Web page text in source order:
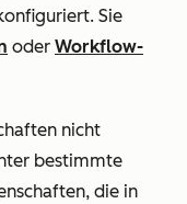
Sie
oder Workflow-
nicht
bestimmte
die in